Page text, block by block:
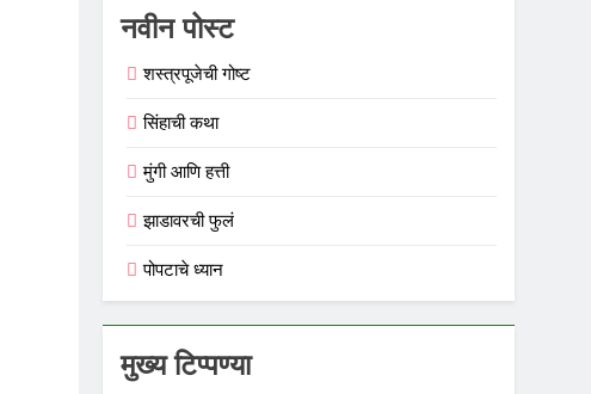
नवीन पोस्ट
शस्त्रपूजेची गोष्ट
सिंहाची कथा
मुंगी आणि हत्ती
झाडावरची फुलं
पोपटाचे ध्यान
मुख्य टिप्पण्या